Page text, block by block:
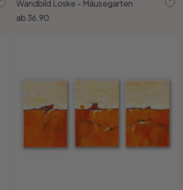
Wandbild Loske - Mäusegarten
ab36.90